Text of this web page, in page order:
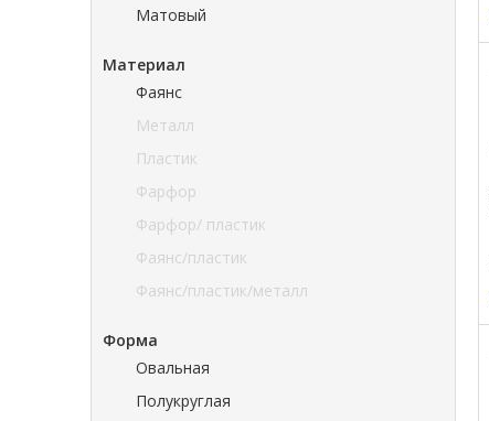
Матовый
Материал
Фаянс
Металл
Пластик
Фарфор
Фарфор/ пластик
Фаянс/пластик
Фаянс/пластик/металл
Форма
Овальная
Полукруглая